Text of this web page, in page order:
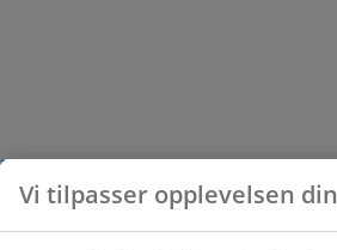
Vi tilpasser opplevelsen din